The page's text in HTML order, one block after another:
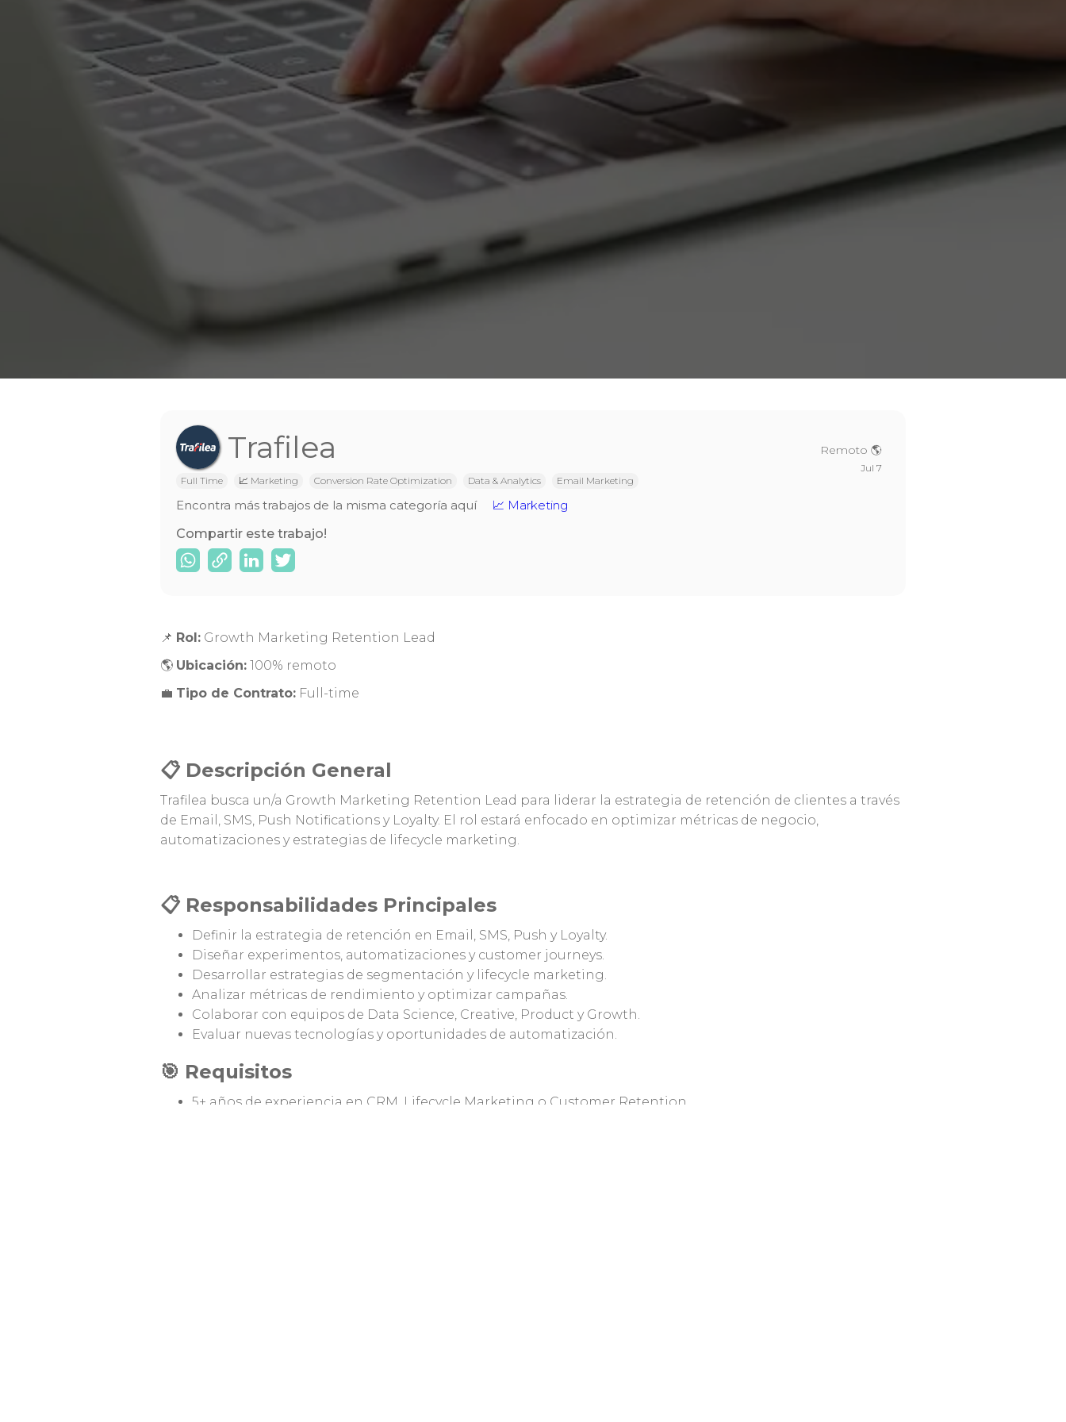
Trafilea
Full Time 📈 Marketing Conversion Rate Optimization Data & Analytics Email Marketing
Remoto 🌎
Jul 7
Encontra más trabajos de la misma categoría aquí
📈 Marketing
Compartir este trabajo!
📌 Rol: Growth Marketing Retention Lead
🌎 Ubicación: 100% remoto
💼 Tipo de Contrato: Full-time
📋 Descripción General
Trafilea busca un/a Growth Marketing Retention Lead para liderar la estrategia de retención de clientes a través
de Email, SMS, Push Notifications y Loyalty. El rol estará enfocado en optimizar métricas de negocio,
automatizaciones y estrategias de lifecycle marketing.
📋 Responsabilidades Principales
Definir la estrategia de retención en Email, SMS, Push y Loyalty.
Diseñar experimentos, automatizaciones y customer journeys.
Desarrollar estrategias de segmentación y lifecycle marketing.
Analizar métricas de rendimiento y optimizar campañas.
Colaborar con equipos de Data Science, Creative, Product y Growth.
Evaluar nuevas tecnologías y oportunidades de automatización.
🎯 Requisitos
5+ años de experiencia en CRM, Lifecycle Marketing o Customer Retention.